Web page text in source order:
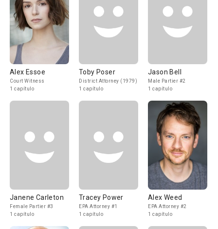
Alex Essoe
Court Witness
1 capítulo
Toby Poser
District Attorney (1979)
1 capítulo
Jason Bell
Male Partier #2
1 capítulo
Janene Carleton
Female Partier #3
1 capítulo
Tracey Power
EPA Attorney #1
1 capítulo
Alex Weed
EPA Attorney #2
1 capítulo